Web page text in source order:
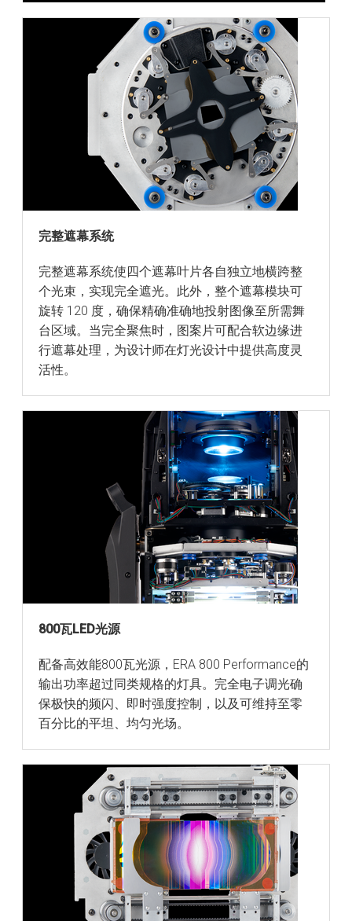
完整遮幕系统
完整遮幕系统使四个遮幕叶片各自独立地横跨整
个光束，实现完全遮光。此外，整个遮幕模块可
旋转 120 度，确保精确准确地投射图像至所需舞
台区域。当完全聚焦时，图案片可配合软边缘进
行遮幕处理，为设计师在灯光设计中提供高度灵
活性。
800瓦LED光源
配备高效能800瓦光源，ERA 800 Performance的
输出功率超过同类规格的灯具。完全电子调光确
保极快的频闪、即时强度控制，以及可维持至零
百分比的平坦、均匀光场。